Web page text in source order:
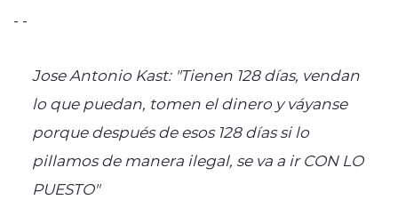
- -
Jose Antonio Kast: "Tienen 128 días, vendan
lo que puedan, tomen el dinero y váyanse
porque después de esos 128 días si lo
pillamos de manera ilegal, se va a ir CON LO
PUESTO"